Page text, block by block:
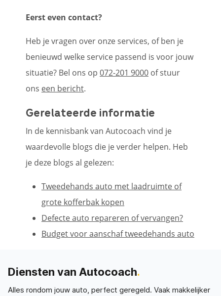
Eerst even contact?
Heb je vragen over onze services, of ben je
benieuwd welke service passend is voor jouw
situatie? Bel ons op 072-201 9000 of stuur
ons een bericht.
Gerelateerde informatie
In de kennisbank van Autocoach vind je
waardevolle blogs die je verder helpen. Heb
je deze blogs al gelezen:
Tweedehands auto met laadruimte of
grote kofferbak kopen
Defecte auto repareren of vervangen?
Budget voor aanschaf tweedehands auto
Diensten van Autocoach.
Alles rondom jouw auto, perfect geregeld. Vaak makkelijker